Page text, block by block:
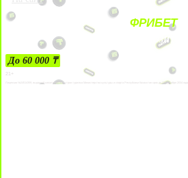
ФРИБЕТ
ЗА ДЕПОЗИТЫ
До 60 000 ₸
21+
Лицензии №24514359, выданной комитетом индустрии туризма Министерства культуры и спорта Республики Казахстан срок до 27 сентября 2034 года.